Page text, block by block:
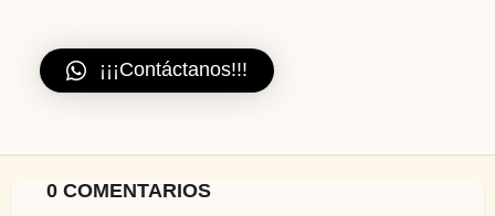
¡¡¡Contáctanos!!!
0 COMENTARIOS